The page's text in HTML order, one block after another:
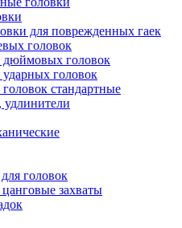
для поврежденных гаек
головок
головок
головок
стандартные
удлинители
головок
захваты